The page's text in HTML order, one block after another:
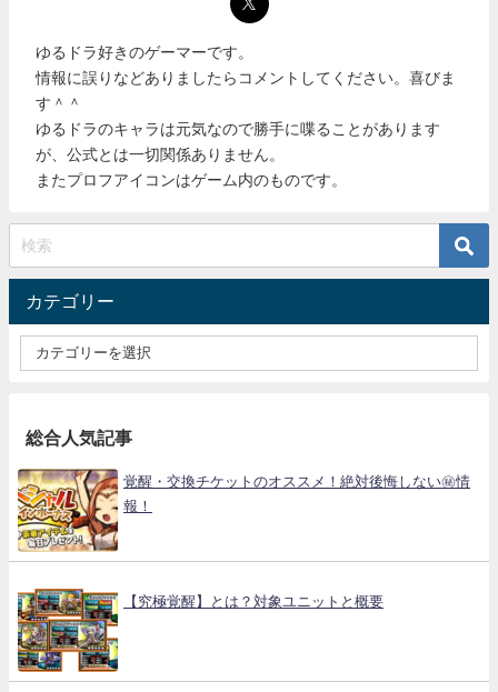
ゆるドラ好きのゲーマーです。
情報に誤りなどありましたらコメントしてください。喜びま
す＾＾
ゆるドラのキャラは元気なので勝手に喋ることがあります
が、公式とは一切関係ありません。
またプロフアイコンはゲーム内のものです。
カテゴリー
総合人気記事
覚醒・交換チケットのオススメ！絶対後悔しない㊙情
報！
【究極覚醒】とは？対象ユニットと概要